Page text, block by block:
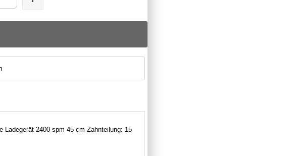
Ladegerät 2400 spm 45 cm Zahnteilung: 15